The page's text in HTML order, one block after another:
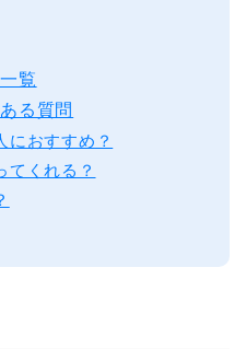
覧
る質問
におすすめ？
てくれる？